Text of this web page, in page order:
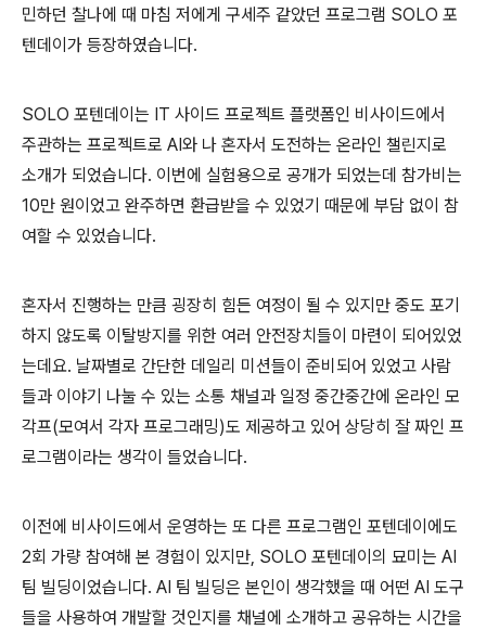
민하던 찰나에 때 마침 저에게 구세주 같았던 프로그램 SOLO 포
텐데이가 등장하였습니다.
SOLO 포텐데이는 IT 사이드 프로젝트 플랫폼인 비사이드에서
주관하는 프로젝트로 AI와 나 혼자서 도전하는 온라인 챌린지로
소개가 되었습니다. 이번에 실험용으로 공개가 되었는데 참가비는
10만 원이었고 완주하면 환급받을 수 있었기 때문에 부담 없이 참
여할 수 있었습니다.
혼자서 진행하는 만큼 굉장히 힘든 여정이 될 수 있지만 중도 포기
하지 않도록 이탈방지를 위한 여러 안전장치들이 마련이 되어있었
는데요. 날짜별로 간단한 데일리 미션들이 준비되어 있었고 사람
들과 이야기 나눌 수 있는 소통 채널과 일정 중간중간에 온라인 모
각프(모여서 각자 프로그래밍)도 제공하고 있어 상당히 잘 짜인 프
로그램이라는 생각이 들었습니다.
이전에 비사이드에서 운영하는 또 다른 프로그램인 포텐데이에도
2회 가량 참여해 본 경험이 있지만, SOLO 포텐데이의 묘미는 AI
팀 빌딩이었습니다. AI 팀 빌딩은 본인이 생각했을 때 어떤 AI 도구
들을 사용하여 개발할 것인지를 채널에 소개하고 공유하는 시간을